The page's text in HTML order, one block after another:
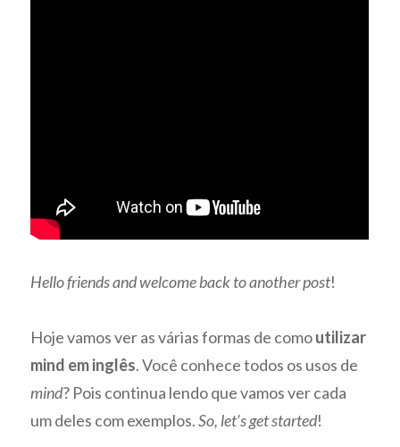
Hello friends and welcome back to another post!
Hoje vamos ver as várias formas de comoutilizar
mind em inglês. Você conhece todos os usos de
mind? Pois continua lendo que vamos ver cada
um deles com exemplos.So, let’s get started!